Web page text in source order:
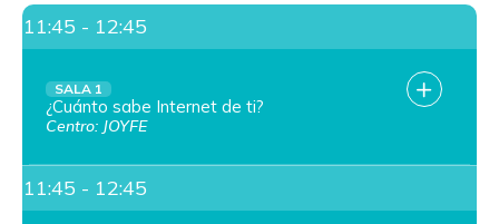
11:45 - 12:45
SALA 1
¿Cuánto sabe Internet de ti?
Centro: JOYFE
11:45 - 12:45